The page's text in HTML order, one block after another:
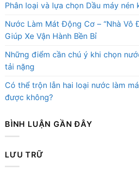
Phân loại và lựa chọn Dầu máy nén
Nước Làm Mát Động Cơ – “Nhà Vô
Giúp Xe Vận Hành Bền Bỉ
Những điểm cần chú ý khi chọn
tải nặng
Có thể trộn lẫn hai loại nước làm
được không?
BÌNH LUẬN GẦN ĐÂY
LƯU TRỮ